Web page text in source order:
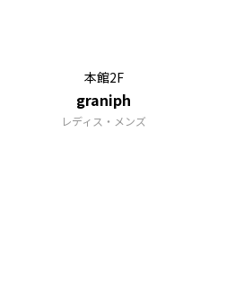
本館2F
graniph
レディス・メンズ